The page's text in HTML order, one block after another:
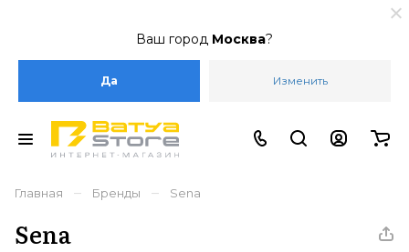
Ваш город Москва?
Да Изменить
Главная – Бренды – Sena
Sena